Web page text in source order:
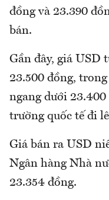
đồng và 23.390
bán.
Gần đây, giá USD
23.500 đồng,
ngang dưới
trường quốc tế đi
Giá bán ra USD
Ngân hàng Nhà
23.354 đồng.